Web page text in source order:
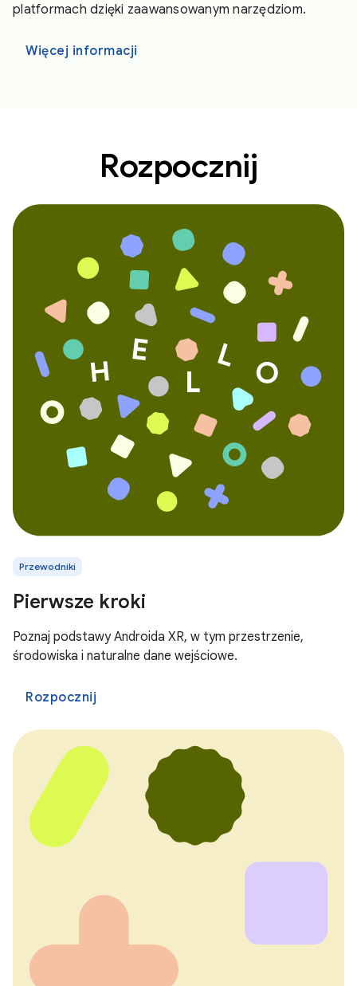
platformach dzięki zaawansowanym narzędziom.
Więcej informacji
Rozpocznij
Przewodniki
Pierwsze kroki
Poznaj podstawy Androida XR, w tym przestrzenie,
środowiska i naturalne dane wejściowe.
Rozpocznij